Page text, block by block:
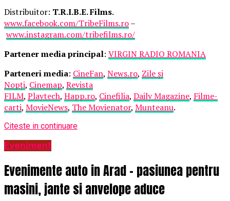
Distribuitor: T.R.I.B.E. Films.
www.facebook.com/TribeFilms.ro–
www.instagram.com/tribefilms.ro/
Partener media principal: VIRGIN RADIO ROMANIA
Parteneri media: CineFan, News.ro, Zile și
Nopți, Cinemap, Revista
FILM, Playtech, Happ.ro, Cinefilia, Daily Magazine, Filme-
carti, MovieNews, The Movienator, Munteanu.
Citeste in continuare
Eveniment
Evenimente auto in Arad – pasiunea pentru
masini, jante si anvelope aduce